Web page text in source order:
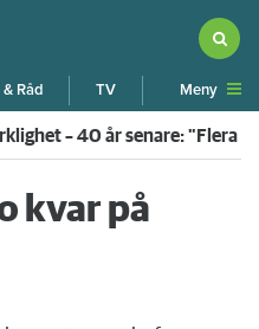
Råd TV Meny
– 40 år senare: "Flera
kvar på